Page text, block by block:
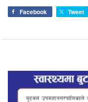
Facebook Tweet